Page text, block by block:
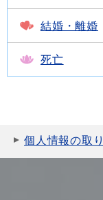
結婚・離婚
死亡
個人情報の取